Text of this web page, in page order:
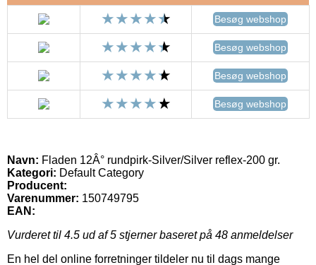
Besøg webshop
Besøg webshop
Besøg webshop
Besøg webshop
Navn: Fladen 12Â° rundpirk-Silver/Silver reflex-200 gr.
Kategori: Default Category
Producent:
Varenummer: 150749795
EAN:
Vurderet til 4.5 ud af 5 stjerner baseret på 48 anmeldelser
En hel del online forretninger tildeler nu til dags mange